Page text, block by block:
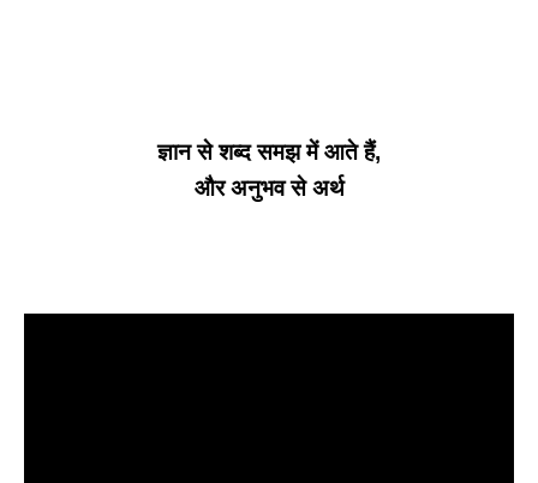
ज्ञान से शब्द समझ में आते हैं,
और अनुभव से अर्थ